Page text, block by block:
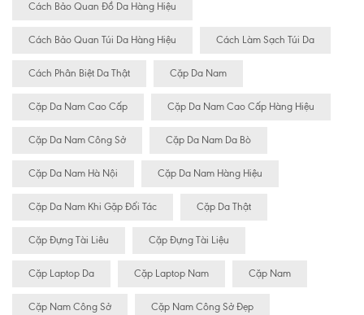
Cách Bảo Quan Đồ Da Hàng Hiệu
Cách Bảo Quan Túi Da Hàng Hiệu Cách Làm Sạch Túi Da
Cách Phân Biệt Da Thật Cặp Da Nam
Cặp Da Nam Cao Cấp Cặp Da Nam Cao Cấp Hàng Hiệu
Cặp Da Nam Công Sở Cặp Da Nam Da Bò
Cặp Da Nam Hà Nội Cặp Da Nam Hàng Hiệu
Cặp Da Nam Khi Gặp Đối Tác Cặp Da Thật
Cặp Đựng Tài Liêu Cặp Đựng Tài Liệu
Cặp Laptop Da Cặp Laptop Nam Cặp Nam
Cặp Nam Công Sở Cặp Nam Công Sở Đẹp